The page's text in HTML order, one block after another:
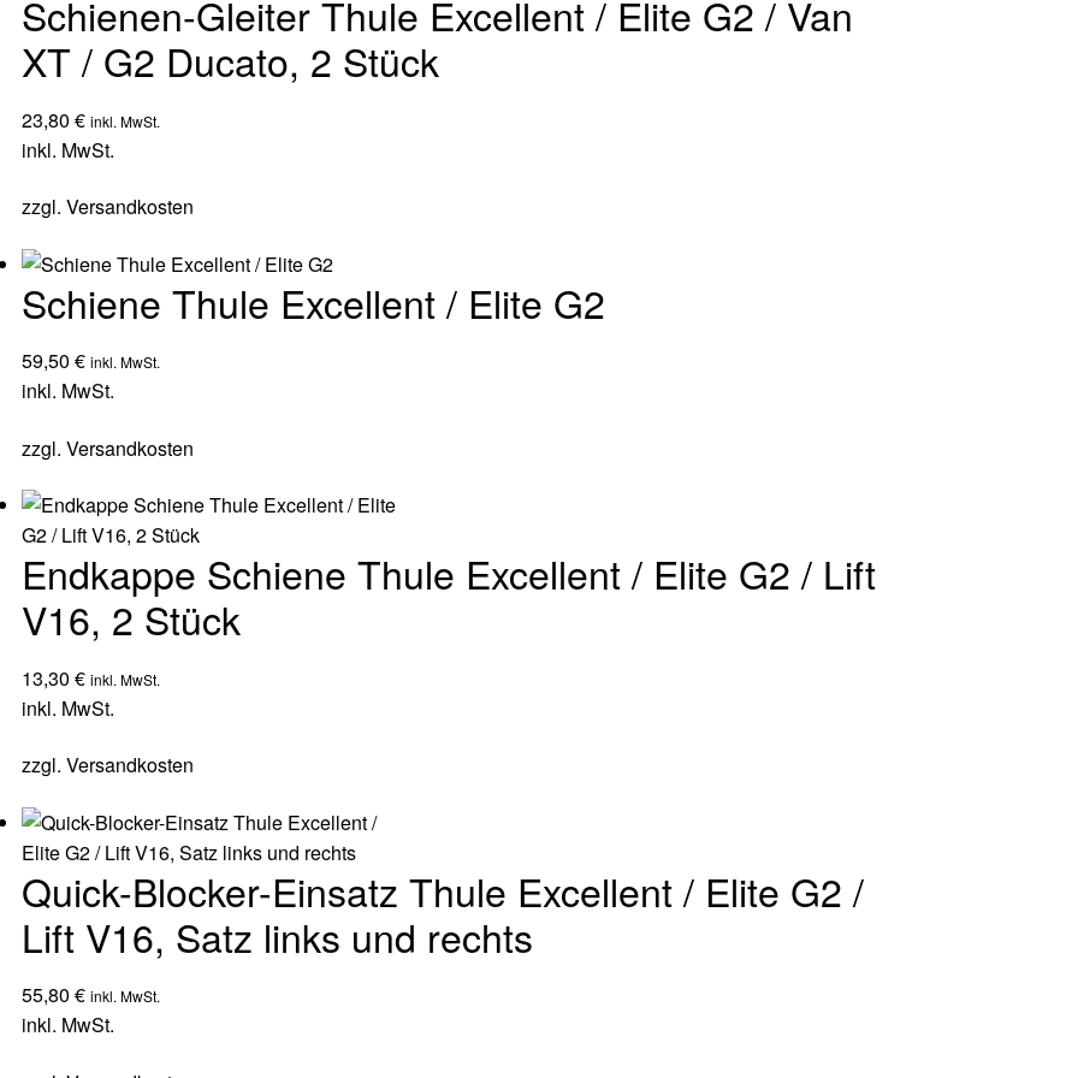
Schienen-Gleiter Thule Excellent / Elite G2 / Van
XT / G2 Ducato, 2 Stück
23,80 € inkl. MwSt.
inkl. MwSt.
zzgl. Versandkosten
Schiene Thule Excellent / Elite G2
59,50 € inkl. MwSt.
inkl. MwSt.
zzgl. Versandkosten
Endkappe Schiene Thule Excellent / Elite G2 / Lift
V16, 2 Stück
13,30 € inkl. MwSt.
inkl. MwSt.
zzgl. Versandkosten
Quick-Blocker-Einsatz Thule Excellent / Elite G2 /
Lift V16, Satz links und rechts
55,80 € inkl. MwSt.
inkl. MwSt.